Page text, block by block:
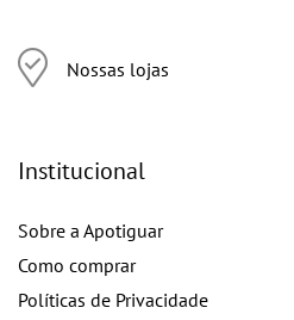
Nossas lojas
Institucional
Sobre a Apotiguar
Como comprar
Políticas de Privacidade